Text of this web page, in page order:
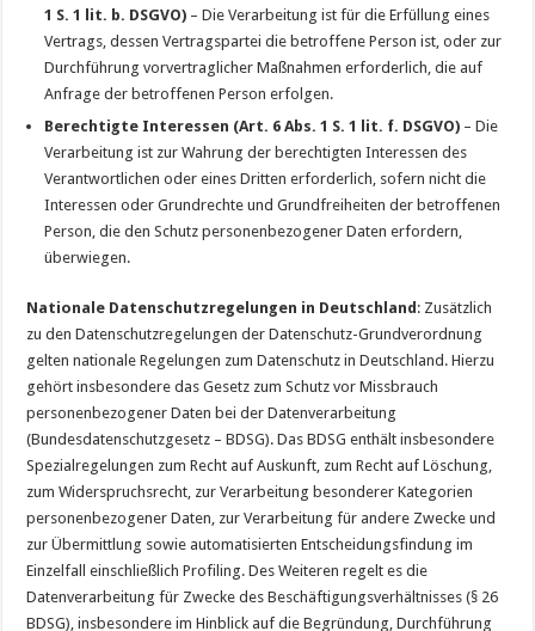
1 S. 1 lit. b. DSGVO) – Die Verarbeitung ist für die Erfüllung eines
Vertrags, dessen Vertragspartei die betroffene Person ist, oder zur
Durchführung vorvertraglicher Maßnahmen erforderlich, die auf
Anfrage der betroffenen Person erfolgen.
Berechtigte Interessen (Art. 6 Abs. 1 S. 1 lit. f. DSGVO) – Die
Verarbeitung ist zur Wahrung der berechtigten Interessen des
Verantwortlichen oder eines Dritten erforderlich, sofern nicht die
Interessen oder Grundrechte und Grundfreiheiten der betroffenen
Person, die den Schutz personenbezogener Daten erfordern,
überwiegen.
Nationale Datenschutzregelungen in Deutschland : Zusätzlich
zu den Datenschutzregelungen der Datenschutz-Grundverordnung
gelten nationale Regelungen zum Datenschutz in Deutschland. Hierzu
gehört insbesondere das Gesetz zum Schutz vor Missbrauch
personenbezogener Daten bei der Datenverarbeitung
(Bundesdatenschutzgesetz – BDSG). Das BDSG enthält insbesondere
Spezialregelungen zum Recht auf Auskunft, zum Recht auf Löschung,
zum Widerspruchsrecht, zur Verarbeitung besonderer Kategorien
personenbezogener Daten, zur Verarbeitung für andere Zwecke und
zur Übermittlung sowie automatisierten Entscheidungsfindung im
Einzelfall einschließlich Profiling. Des Weiteren regelt es die
Datenverarbeitung für Zwecke des Beschäftigungsverhältnisses (§ 26
BDSG), insbesondere im Hinblick auf die Begründung, Durchführung